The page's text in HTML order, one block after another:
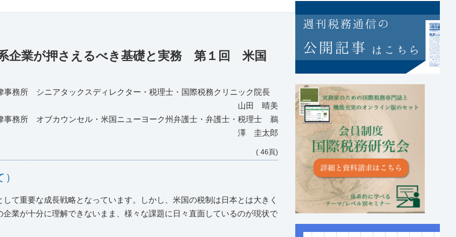
企業が押さえるべき基礎と実務 第１回 米国
事務所 シニアタックスディレクター・税理士・国際税務クリニック院長
山田 晴美
事務所 オブカウンセル・米国ニューヨーク州弁護士・弁護士・税理士 鵜
澤 圭太郎
( 46頁)
て重要な成長戦略となっています。しかし、米国の税制は日本とは大きく
業が十分に理解できないまま、様々な課題に日々直面しているのが現状で